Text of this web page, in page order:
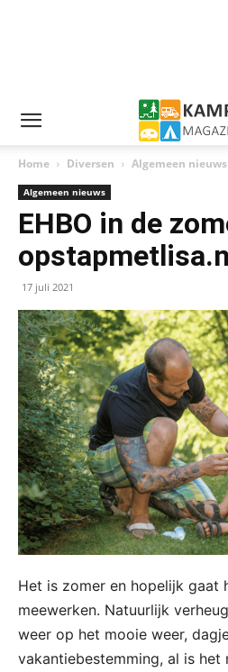
Home Diversen Algemeen nieuws
Algemeen nieuws
EHBO in de
17 juli 2021
Het is zomer en hopelijk gaat
meewerken. Natuurlijk
weer op het mooie weer,
vakantiebestemming, al is het